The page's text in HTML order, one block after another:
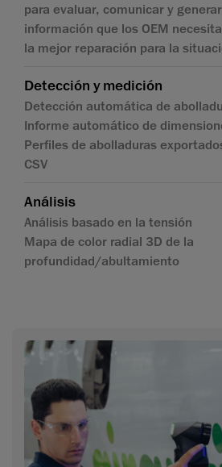
para evaluar, comunicar y
información que los OEM
la mejor reparación para la
Detección y medición
Detección automática de
Informe automático de
Perfiles de abolladuras
CSV
Análisis
Análisis basado en la tensión
Mapa de color radial 3D de la
profundidad/abultamiento